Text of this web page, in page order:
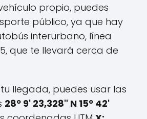
propio, puedes
público, ya que hay
interurbano, línea
que te llevará cerca de
llegada, puedes usar las
28º 9' 23,328" N 15º 42'